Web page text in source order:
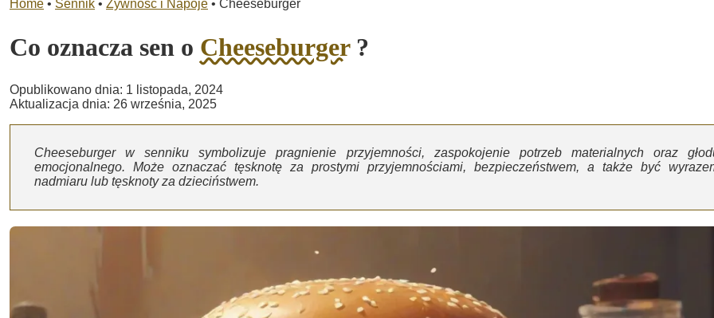
Home • Sennik • Żywność i Napoje • Cheeseburger
Co oznacza sen o Cheeseburger?
Opublikowano dnia: 1 listopada, 2024
Aktualizacja dnia: 26 września, 2025
Cheeseburger w senniku symbolizuje pragnienie przyjemności, zaspokojenie potrzeb materialnych oraz
emocjonalnego. Może oznaczać tęsknotę za prostymi przyjemnościami, bezpieczeństwem, a także być
nadmiaru lub tęsknoty za dzieciństwem.